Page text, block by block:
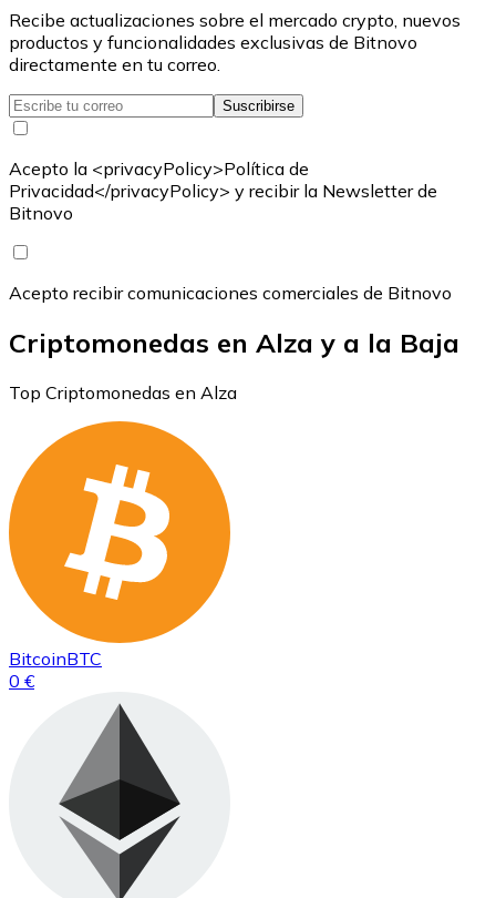
Recibe actualizaciones sobre el mercado crypto, nuevos
productos y funcionalidades exclusivas de Bitnovo
directamente en tu correo.
Suscribirse
Acepto la <privacyPolicy>Política de
Privacidad</privacyPolicy> y recibir la Newsletter de
Bitnovo
Acepto recibir comunicaciones comerciales de Bitnovo
Criptomonedas en Alza y a la Baja
Top Criptomonedas en Alza
BitcoinBTC
0 €